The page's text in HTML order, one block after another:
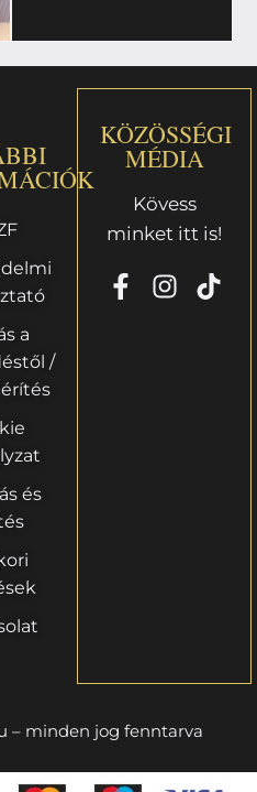
a
/
és
KÖZÖSSÉGI
MÉDIA
Kövess
minket itt is!
– minden jog fenntarva